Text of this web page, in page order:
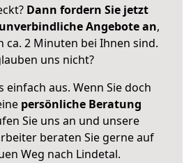
Dann fordern Sie jetzt
Angebote an,
ca. 2 Minuten bei Ihnen sind.
uns nicht?
einfach aus. Wenn Sie doch
persönliche Beratung
Sie uns an und unsere
beraten Sie gerne auf
Weg nach Lindetal.